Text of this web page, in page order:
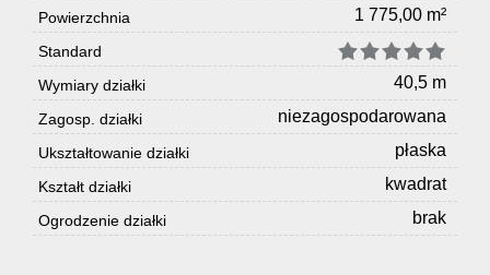
Powierzchnia 1 775,00 m²
Standard
Wymiary działki
40,5 m
Zagosp. działki niezagospodarowana
Ukształtowanie działki płaska
Kształt działki kwadrat
Ogrodzenie działki brak